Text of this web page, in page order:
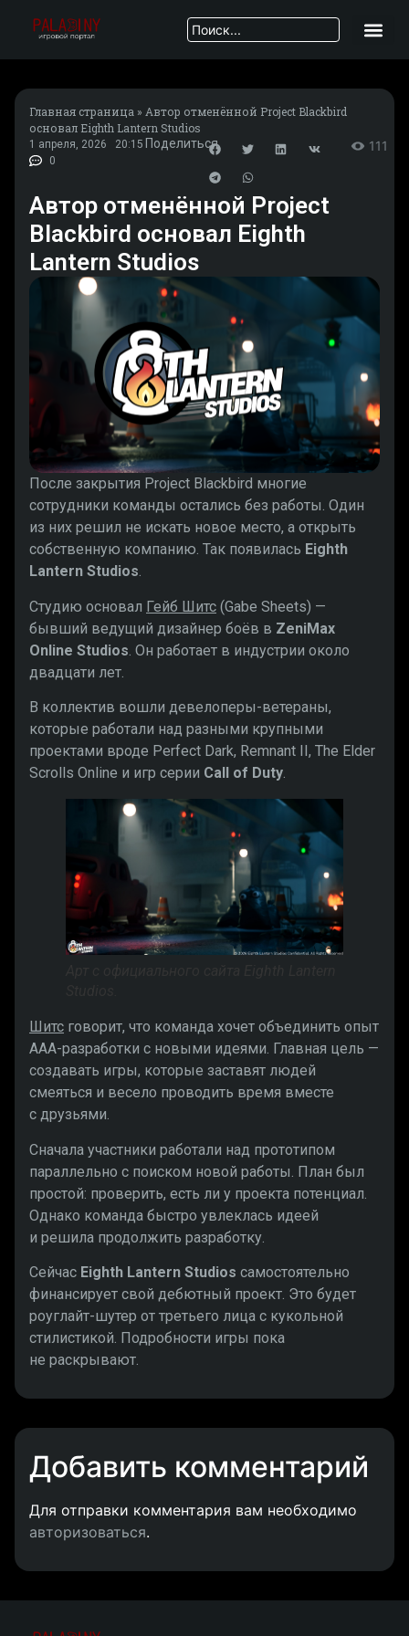
Главная страница » Автор отменённой Project Blackbird
основал Eighth Lantern Studios
1 апреля, 2026
20:15
0
Поделиться 111
Автор отменённой Project
Blackbird основал Eighth
Lantern Studios
После закрытия Project Blackbird многие
сотрудники команды остались без работы. Один
из них решил не искать новое место, а открыть
собственную компанию. Так появилась Eighth
Lantern Studios.
Студию основал Гейб Шитс (Gabe Sheets) —
бывший ведущий дизайнер боёв в ZeniMax
Online Studios. Он работает в индустрии около
двадцати лет.
В коллектив вошли девелоперы-ветераны,
которые работали над разными крупными
проектами вроде Perfect Dark, Remnant II, The Elder
Scrolls Online и игр серии Call of Duty.
Шитс говорит, что команда хочет объединить опыт
AAA-разработки с новыми идеями. Главная цель —
создавать игры, которые заставят людей
смеяться и весело проводить время вместе
с друзьями.
Сначала участники работали над прототипом
параллельно с поиском новой работы. План был
простой: проверить, есть ли у проекта потенциал.
Однако команда быстро увлеклась идеей
и решила продолжить разработку.
Сейчас Eighth Lantern Studios самостоятельно
финансирует свой дебютный проект. Это будет
роуглайт-шутер от третьего лица с кукольной
стилистикой. Подробности игры пока
не раскрывают.
Добавить комментарий
Для отправки комментария вам необходимо
авторизоваться.